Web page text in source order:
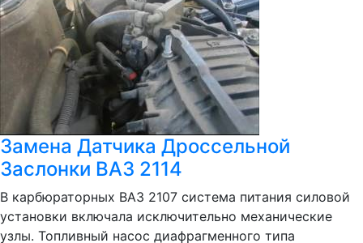
Замена Датчика Дроссельной
Заслонки ВАЗ 2114
В карбюраторных ВАЗ 2107 система питания силовой
установки включала исключительно механические
узлы. Топливный насос диафрагменного типа